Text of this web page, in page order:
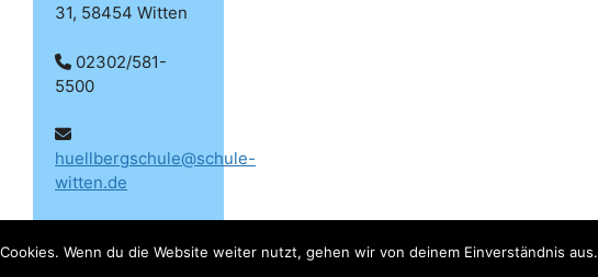
31, 58454 Witten
02302/581-
5500
huellbergschule@schule-
witten.de
Wenn du die Website weiter nutzt, gehen wir von deinem Einverständnis aus.